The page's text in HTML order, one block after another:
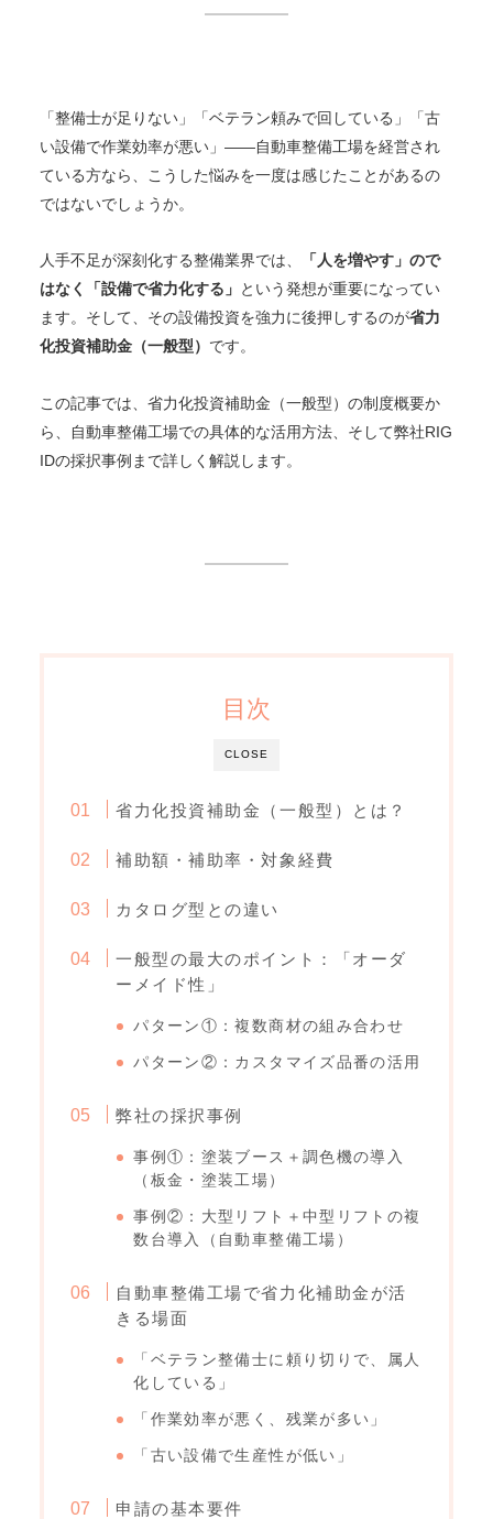
「整備士が足りない」「ベテラン頼みで回している」「古
い設備で作業効率が悪い」——自動車整備工場を経営され
ている方なら、こうした悩みを一度は感じたことがあるの
ではないでしょうか。
人手不足が深刻化する整備業界では、
「人を増やす」ので
はなく「設備で省力化する」 という発想が重要になってい
ます。そして、その設備投資を強力に後押しするのが省力
化投資補助金（一般型） です。
この記事では、省力化投資補助金（一般型）の制度概要か
ら、自動車整備工場での具体的な活用方法、そして弊社RIG
IDの採択事例まで詳しく解説します。
CLOSE
目次
省力化投資補助金（一般型）とは？
補助額・補助率・対象経費
カタログ型との違い
一般型の最大のポイント：「オーダ
ーメイド性」
パターン①：複数商材の組み合わせ
パターン②：カスタマイズ品番の活用
弊社の採択事例
事例①：塗装ブース＋調色機の導入
（板金・塗装工場）
事例②：大型リフト＋中型リフトの複
数台導入（自動車整備工場）
自動車整備工場で省力化補助金が活
きる場面
「ベテラン整備士に頼り切りで、属人
化している」
「作業効率が悪く、残業が多い」
「古い設備で生産性が低い」
申請の基本要件